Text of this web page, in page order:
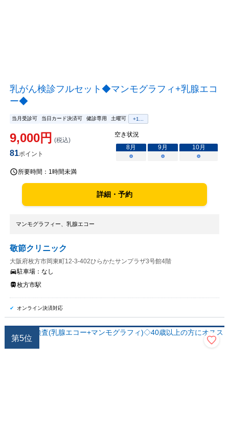
乳がん検診フルセット◆マンモグラフィ+乳腺エコ
ー◆
当月受診可 当日カード決済可 健診専用 土曜可 +1...
9,000円 (税込)
81ポイント
空き状況
8月 9月 10月
○
○ ○
所要時間： 1時間未満
詳細・予約
マンモグラフィー、乳腺エコー
敬節クリニック
大阪府枚方市岡東町12-3-402ひらかたサンプラザ3号館4階
駐車場： なし
枚方市駅
オンライン決済対応
第5位